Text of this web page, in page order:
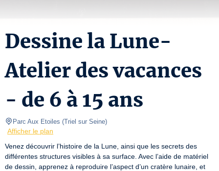
Dessine la Lune-
Atelier des vacances
- de 6 à 15 ans
Parc Aux Etoiles (Triel sur Seine)
Afficher le plan
Venez découvrir l’histoire de la Lune, ainsi que les secrets des
différentes structures visibles à sa surface. Avec l’aide de matériel
de dessin, apprenez à reproduire l’aspect d’un cratère lunaire, et